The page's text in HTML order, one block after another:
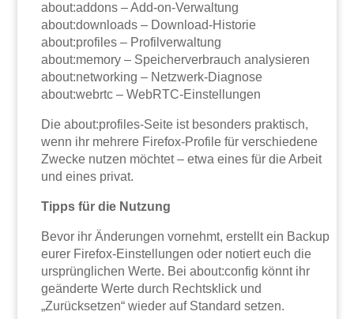
about:addons – Add-on-Verwaltung
about:downloads – Download-Historie
about:profiles – Profilverwaltung
about:memory – Speicherverbrauch analysieren
about:networking – Netzwerk-Diagnose
about:webrtc – WebRTC-Einstellungen
Die about:profiles-Seite ist besonders praktisch,
wenn ihr mehrere Firefox-Profile für verschiedene
Zwecke nutzen möchtet – etwa eines für die Arbeit
und eines privat.
Tipps für die Nutzung
Bevor ihr Änderungen vornehmt, erstellt ein Backup
eurer Firefox-Einstellungen oder notiert euch die
ursprünglichen Werte. Bei about:config könnt ihr
geänderte Werte durch Rechtsklick und
„Zurücksetzen“ wieder auf Standard setzen.